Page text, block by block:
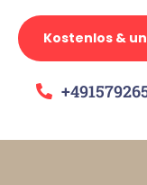
Kostenlos &